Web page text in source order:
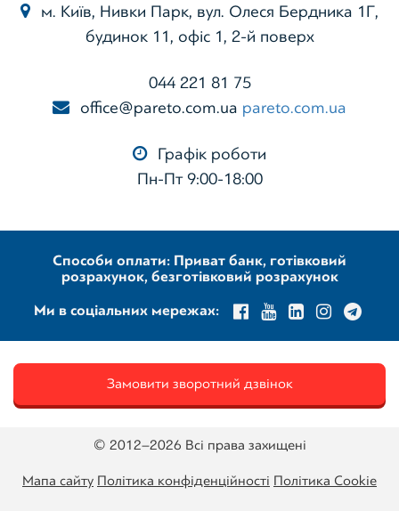
м. Київ, Нивки Парк, вул. Олеся Бердника 1Г,
будинок 11, офіс 1, 2-й поверх
044 221 81 75
office@pareto.com.ua pareto.com.ua
Графік роботи
Пн-Пт 9:00-18:00
Способи оплати: Приват банк, готівковий
розрахунок, безготівковий розрахунок
Ми в соціальних мережах:
Замовити зворотний дзвінок
© 2012–2026 Всі права захищені
Мапа сайту Політика конфіденційності Політика Cookie